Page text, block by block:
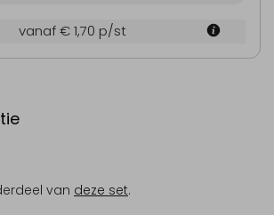
vanaf € 1,70 p/st
van deze set.